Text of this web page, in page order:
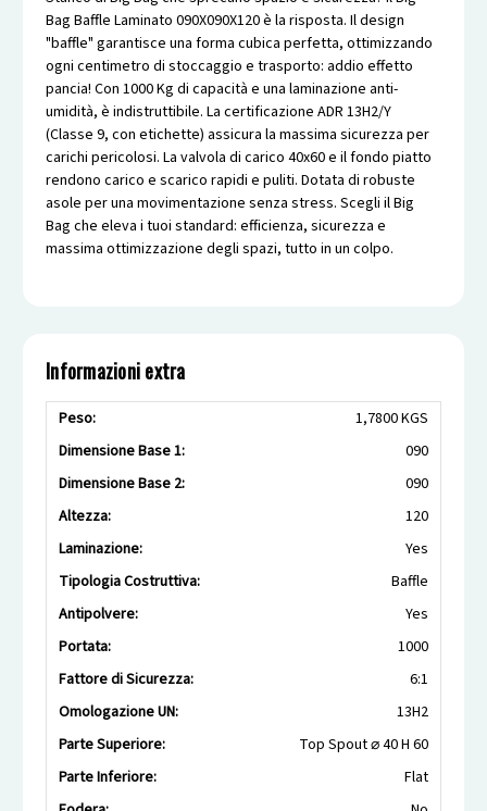
Bag Baffle Laminato 090X090X120 è la risposta. Il design
"baffle" garantisce una forma cubica perfetta, ottimizzando
ogni centimetro di stoccaggio e trasporto: addio effetto
pancia! Con 1000 Kg di capacità e una laminazione anti-
umidità, è indistruttibile. La certificazione ADR 13H2/Y
(Classe 9, con etichette) assicura la massima sicurezza per
carichi pericolosi. La valvola di carico 40x60 e il fondo piatto
rendono carico e scarico rapidi e puliti. Dotata di robuste
asole per una movimentazione senza stress. Scegli il Big
Bag che eleva i tuoi standard: efficienza, sicurezza e
massima ottimizzazione degli spazi, tutto in un colpo.
Informazioni extra
Peso:
1,7800 KGS
Dimensione Base 1:
090
Dimensione Base 2:
090
Altezza:
120
Laminazione:
Yes
Tipologia Costruttiva:
Baffle
Antipolvere:
Yes
Portata:
1000
Fattore di Sicurezza:
6:1
Omologazione UN:
13H2
Parte Superiore:
Top Spout ⌀ 40 H 60
Parte Inferiore:
Flat